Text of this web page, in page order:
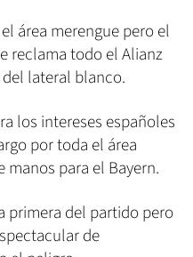
área merengue pero el
reclama todo el Alianz
lateral blanco.
los intereses españoles
por toda el área
manos para el Bayern.
primera del partido pero
de